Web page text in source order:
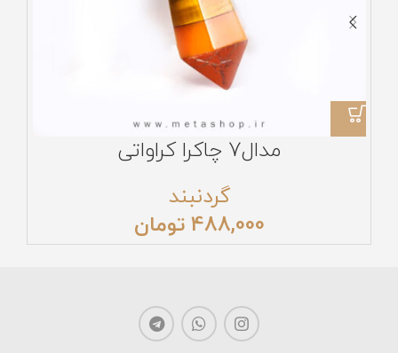
مدال7 چاکرا کراواتی
گردنبند
488,000 تومان